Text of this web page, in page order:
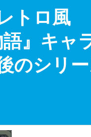
トロ風
』キャ
のシリ